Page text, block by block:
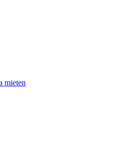
mieten